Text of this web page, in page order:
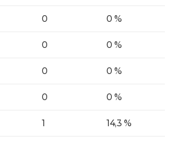
0 0 %
0 0 %
0 0 %
0 0 %
1 14,3 %